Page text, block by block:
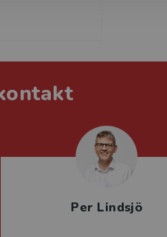
Per Lindsjö